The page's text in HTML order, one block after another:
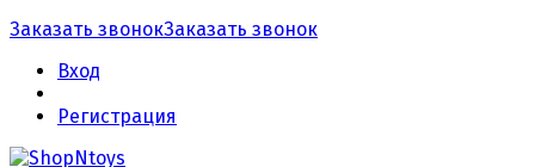
Заказать звонокЗаказать звонок
Вход
Регистрация